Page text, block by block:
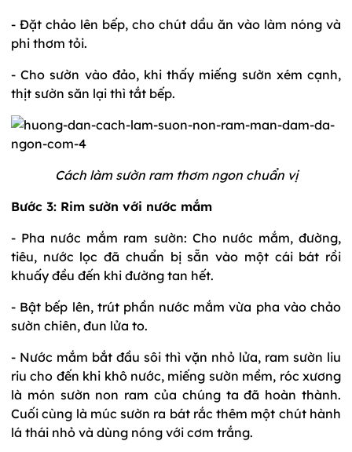
- Đặt chảo lên bếp, cho chút dầu ăn vào làm nóng và
phi thơm tỏi.
- Cho sườn vào đảo, khi thấy miếng sườn xém cạnh,
thịt sườn săn lại thì tắt bếp.
Cách làm sườn ram thơm ngon chuẩn vị
Bước 3: Rim sườn với nước mắm
- Pha nước mắm ram sườn: Cho nước mắm, đường,
tiêu, nước lọc đã chuẩn bị sẵn vào một cái bát rồi
khuấy đều đến khi đường tan hết.
- Bật bếp lên, trút phần nước mắm vừa pha vào chảo
sườn chiên, đun lửa to.
- Nước mắm bắt đầu sôi thì vặn nhỏ lửa, ram sườn liu
riu cho đến khi khô nước, miếng sườn mềm, róc xương
là món sườn non ram của chúng ta đã hoàn thành.
Cuối cùng là múc sườn ra bát rắc thêm một chút hành
lá thái nhỏ và dùng nóng với cơm trắng.